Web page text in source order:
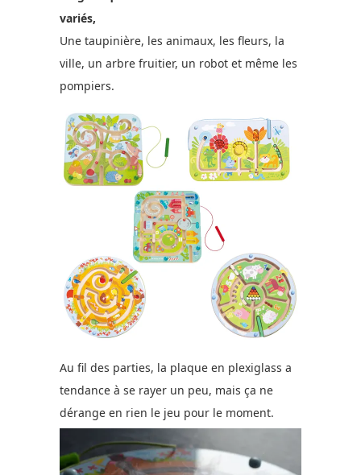
variés,
Une taupinière, les animaux, les fleurs, la
ville, un arbre fruitier, un robot et même les
pompiers.
Au fil des parties, la plaque en plexiglass a
tendance à se rayer un peu, mais ça ne
dérange en rien le jeu pour le moment.